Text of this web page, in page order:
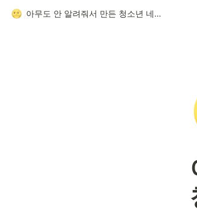
아무도 안 알려줘서 만든 청소년 네트워크 가이드